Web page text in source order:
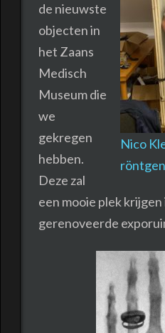
Nico
de nieuwste
objecten in
het Zaans
Medisch
Museum die
we
gekregen
hebben.
Deze zal
een mooie plek
gerenoveerde